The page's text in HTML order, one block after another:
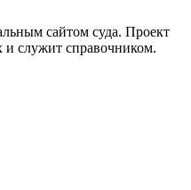
сайтом суда. Проект
служит справочником.